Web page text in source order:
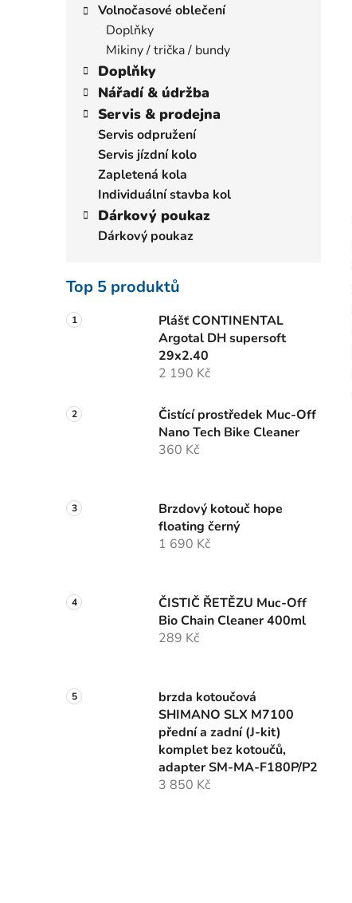
Volnočasové oblečení
Doplňky
Mikiny / trička / bundy
Doplňky
Nářadí & údržba
Servis & prodejna
Servis odpružení
Servis jízdní kolo
Zapletená kola
Individuální stavba kol
Dárkový poukaz
Dárkový poukaz
Top 5 produktů
Plášť CONTINENTAL
Argotal DH supersoft
29x2.40
2 190 Kč
Čistící prostředek Muc-Off
Nano Tech Bike Cleaner
360 Kč
Brzdový kotouč hope
floating černý
1 690 Kč
ČISTIČ ŘETĚZU Muc-Off
Bio Chain Cleaner 400ml
289 Kč
brzda kotoučová
SHIMANO SLX M7100
přední a zadní (J-kit)
komplet bez kotoučů,
adapter SM-MA-F180P/P2
3 850 Kč